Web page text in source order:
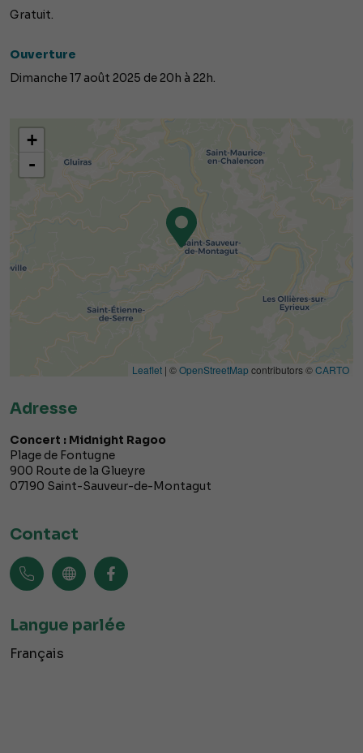
Gratuit.
Ouverture
Dimanche 17 août 2025 de 20h à 22h.
+
-
Leaflet | ©OpenStreetMap contributors ©CARTO
Adresse
Concert : Midnight Ragoo
Plage de Fontugne
900 Route de la Glueyre
07190 Saint-Sauveur-de-Montagut
Contact
Langue parlée
Français